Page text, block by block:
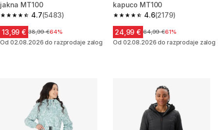
jakna MT100
4.7
4.7 od 5 zvezdic from 5483 ocene
(5483)
13,99 € Cena pred znižanjem
38,99 €64%
Od 02.08.2026 do razprodaje zalog
kapuco MT100
4.6
4.6 od 5 zvezdic from 2179
(2179)
24,99 € Cena pred znižanjem
64,99 €61%
Od 02.08.2026 do razprodaje zalog